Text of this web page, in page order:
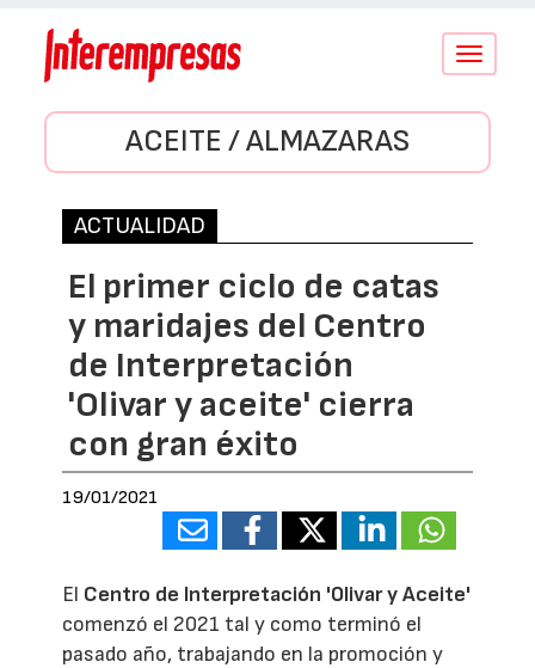
Conmutar
ACEITE / ALMAZARAS
ACTUALIDAD
El primer ciclo de catas
y maridajes del Centro
de Interpretación
'Olivar y aceite' cierra
con gran éxito
19/01/2021
El Centro de Interpretación 'Olivar y Aceite'
comenzó el 2021 tal y como terminó el
pasado año, trabajando en la promoción y